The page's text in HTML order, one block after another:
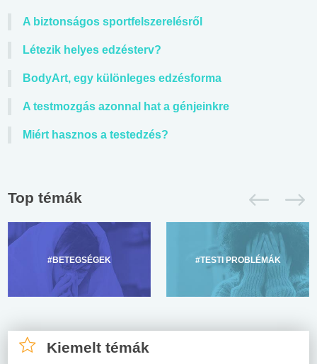
A biztonságos sportfelszerelésről
Létezik helyes edzésterv?
BodyArt, egy különleges edzésforma
A testmozgás azonnal hat a génjeinkre
Miért hasznos a testedzés?
Top témák
#BETEGSÉGEK #TESTI PROBLÉMÁK
Kiemelt témák